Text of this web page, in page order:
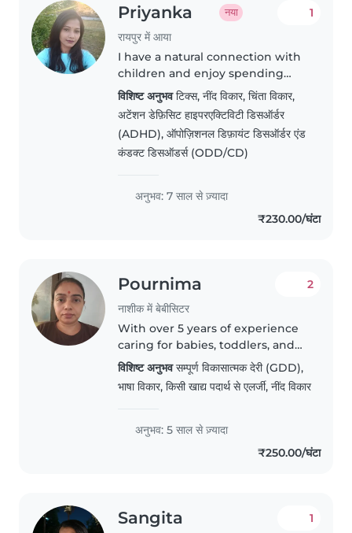
Priyanka नया
रायपुर में आया
1
I have a natural connection with
children and enjoy spending
time with them. I love playing,
engaging in creative activities,
and creating a fun, safe, and
positive learning environment...
विशिष्ट अनुभवटिक्स, नींद विकार, चिंता विकार,
अटेंशन डेफ़िसिट हाइपरएक्टिविटी डिसऑर्डर
(ADHD), ऑपोज़िशनल डिफ़ायंट डिसऑर्डर एंड
कंडक्ट डिसऑडर्स (ODD/CD)
अनुभव: 7 साल से ज़्यादा
₹230.00/घंटा
Pournima
नाशीक में बेबीसिटर
2
With over 5 years of experience
caring for babies, toddlers, and
preschoolers, I bring a calm and
friendly approach to childcare. I
have experience with children
विशिष्ट अनुभवसम्पूर्ण विकासात्मक देरी (GDD),
भाषा विकार, किसी खाद्य पदार्थ से एलर्जी, नींद विकार
अनुभव: 5 साल से ज़्यादा
₹250.00/घंटा
Sangita 1